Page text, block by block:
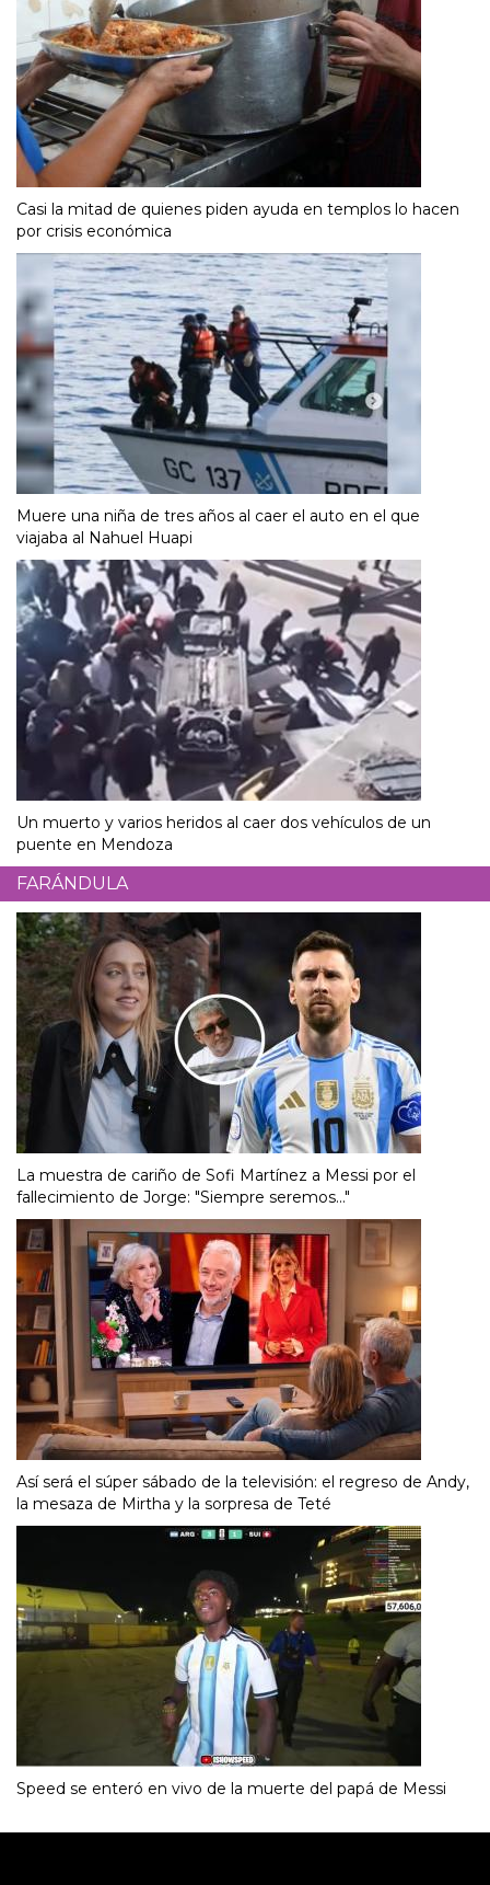
Casi la mitad de quienes piden ayuda en templos lo hacen
por crisis económica
Muere una niña de tres años al caer el auto en el que
viajaba al Nahuel Huapi
Un muerto y varios heridos al caer dos vehículos de un
puente en Mendoza
FARÁNDULA
La muestra de cariño de Sofi Martínez a Messi por el
fallecimiento de Jorge: "Siempre seremos..."
Así será el súper sábado de la televisión: el regreso de Andy,
la mesaza de Mirtha y la sorpresa de Teté
Speed se enteró en vivo de la muerte del papá de Messi